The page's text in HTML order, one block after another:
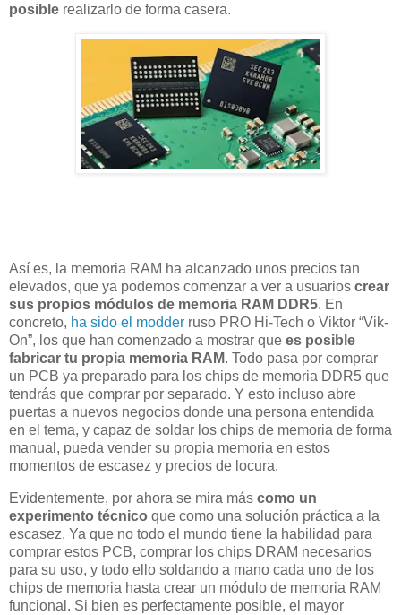
posible realizarlo de forma casera.
Así es, la memoria RAM ha alcanzado unos precios tan
elevados, que ya podemos comenzar a ver a usuarios crear
sus propios módulos de memoria RAM DDR5. En
concreto, ha sido el modder ruso PRO Hi-Tech o Viktor “Vik-
On”, los que han comenzado a mostrar que es posible
fabricar tu propia memoria RAM. Todo pasa por comprar
un PCB ya preparado para los chips de memoria DDR5 que
tendrás que comprar por separado. Y esto incluso abre
puertas a nuevos negocios donde una persona entendida
en el tema, y capaz de soldar los chips de memoria de forma
manual, pueda vender su propia memoria en estos
momentos de escasez y precios de locura.
Evidentemente, por ahora se mira más como un
experimento técnico que como una solución práctica a la
escasez. Ya que no todo el mundo tiene la habilidad para
comprar estos PCB, comprar los chips DRAM necesarios
para su uso, y todo ello soldando a mano cada uno de los
chips de memoria hasta crear un módulo de memoria RAM
funcional. Si bien es perfectamente posible, el mayor